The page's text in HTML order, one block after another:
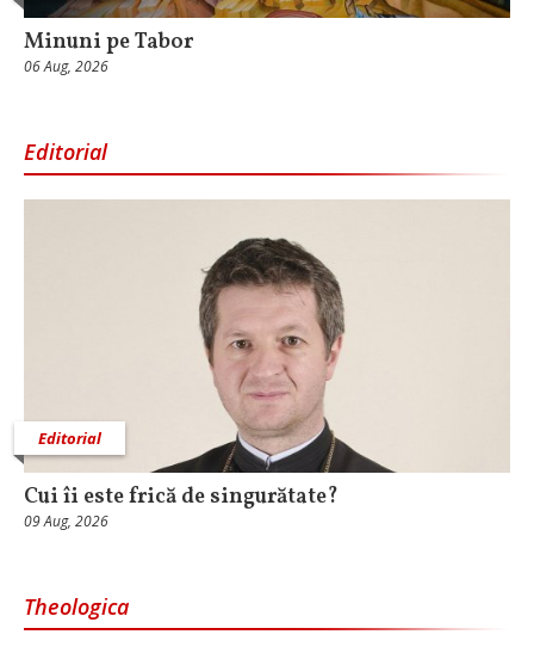
Minuni pe Tabor
06 Aug, 2026
Editorial
Editorial
Cui îi este frică de singurătate?
09 Aug, 2026
Theologica